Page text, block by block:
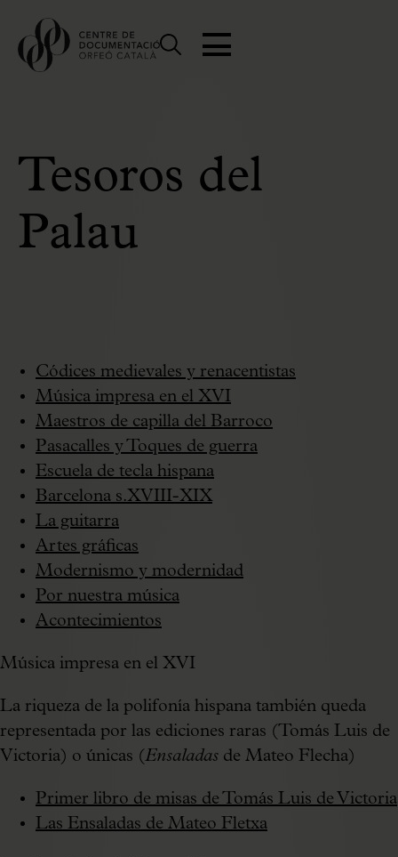
Tesoros del
Palau
Códices medievales y renacentistas
Música impresa en el XVI
Maestros de capilla del Barroco
Pasacalles y Toques de guerra
Escuela de tecla hispana
Barcelona s.XVIII-XIX
La guitarra
Artes gráficas
Modernismo y modernidad
Por nuestra música
Acontecimientos
Música impresa en el XVI
La riqueza de la polifonía hispana también queda
representada por las ediciones raras (Tomás Luis de
Victoria) o únicas (Ensaladas de Mateo Flecha)
Primer libro de misas de Tomás Luis de Victoria
Las Ensaladas de Mateo Fletxa